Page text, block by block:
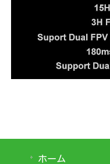
ホーム